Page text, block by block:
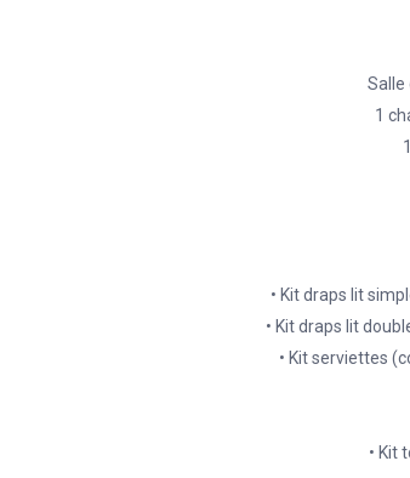
Salle
1
• Kit draps lit
• Kit draps lit
• Kit serviettes
• Kit